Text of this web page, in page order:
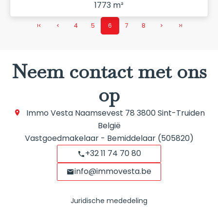
1773 m²
4 5 6 7 8
Neem contact met ons
op
Immo VestaNaamsevest 78 3800Sint-Truiden
België
Vastgoedmakelaar - Bemiddelaar (505820)
+32 11 74 70 80
info@immovesta.be
Juridische mededeling